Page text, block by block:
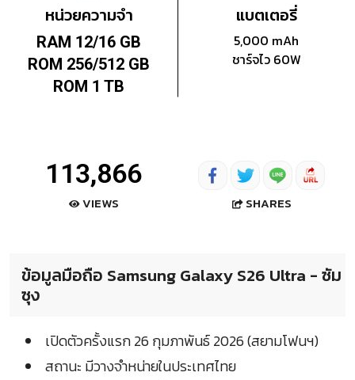
หน่วยความจำ
RAM 12/16 GB
ROM 256/512 GB
ROM 1 TB
แบตเตอรี่
5,000 mAh
ชาร์จไว 60W
113,866
VIEWS SHARES
ข้อมูลมือถือ Samsung Galaxy S26 Ultra - ซัม
ซุง
เปิดตัวครั้งแรก 26 กุมภาพันธ์ 2026 (สยามโฟนฯ)
สถานะ มีวางจำหน่ายในประเทศไทย